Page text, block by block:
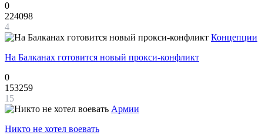
0
224098
4
Концепции
На Балканах готовится новый прокси-конфликт
0
153259
15
Армии
Никто не хотел воевать